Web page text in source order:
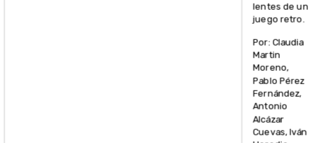
lentes de un
juego retro.
Por: Claudia
Martin
Moreno,
Pablo Pérez
Fernández,
Antonio
Alcázar
Cuevas, Iván